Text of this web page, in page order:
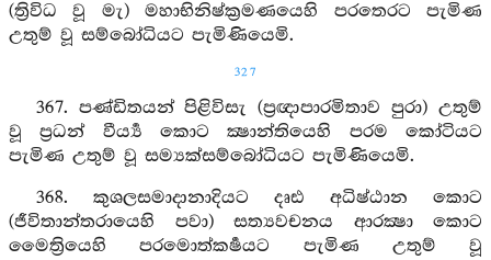
(ත්‍රිවිධ වූ මැ) මහාභිනිෂ්ක්‍රමණයෙහි පරතෙරට පැමිණ
උතුම් වූ සම්බෝධියට පැමිණියෙමි.
327
367. පණ්ඩිතයන් පිළිවිසැ (ප්‍රඥාපාරමිතාව පුරා) උතුම්
වූ ප්‍රධන් වීර්‍ය්‍ය කොට ක්‍ෂාන්තියෙහි පරම කෝටියට
පැමිණ උතුම් වූ සම්‍යක්සම්බෝධියට පැමිණියෙමි.
368. කුශලසමාදානාදියට දෘඪ අධිෂ්ඨාන කොට
(ජීවිතාන්තරායෙහි පවා) සත්‍යවචනය ආරක්‍ෂා කොට
මෛත්‍රියෙහි පරමොත්කර්‍ෂයට පැමිණ උතුම් වූ